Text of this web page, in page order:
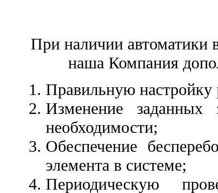
При наличии автоматики
наша Компания
Правильную настройку
Изменение
необходимости;
Обеспечение
элемента в системе;
Периодическую